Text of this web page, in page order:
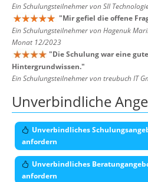
Ein Schulungsteilnehmer von SII
"Mir gefiel die offene
Ein Schulungsteilnehmer von Hagenuk
Monat 12/2023
"Die Schulung war eine
Hintergrundwissen."
Ein Schulungsteilnehmer von treubuch IT
Unverbindliche
Unverbindliches
anfordern
Unverbindliches
anfordern